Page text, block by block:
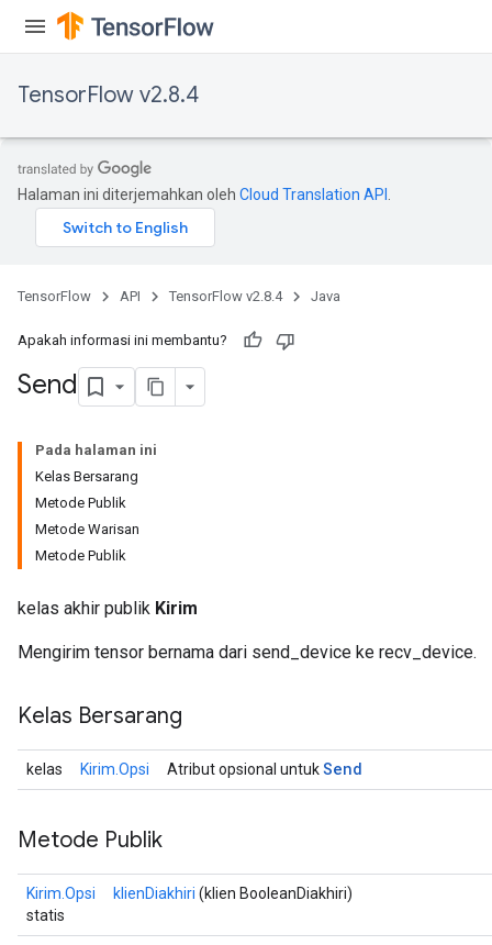
TensorFlow v2.8.4
Halaman ini diterjemahkan oleh Cloud Translation API
TensorFlow API TensorFlow v2.8.4 Java
Apakah informasi ini membantu?
Send
Pada halaman ini
Kelas Bersarang
Metode Publik
Metode Warisan
Metode Publik
kelas akhir publik Kirim
Mengirim tensor bernama dari send_device ke recv_device.
Kelas Bersarang
kelas Kirim.Opsi Atribut opsional untukSend
Metode Publik
Kirim.Opsi
statis
klienDiakhiri (klien BooleanDiakhiri)